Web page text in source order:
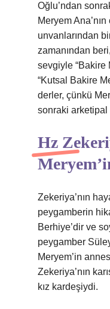
Oğlu’ndan
Meryem
unvanlarından
zamanından
sevgiyle “Bakire
“Kutsal Bakire
derler, çünkü
sonraki arketipal
Hz
Zekeriya’nın
peygamberin
Berhiye’dir ve
peygamber
Meryem’in
Zekeriya’nın
kız kardeşiydi.